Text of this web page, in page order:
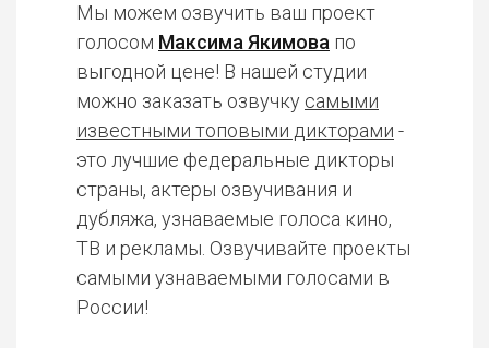
Мы можем озвучить ваш проект
голосом Максима Якимова по
выгодной цене! В нашей студии
можно заказать озвучку самыми
известными топовыми дикторами -
это лучшие федеральные дикторы
страны, актеры озвучивания и
дубляжа, узнаваемые голоса кино,
ТВ и рекламы. Озвучивайте проекты
самыми узнаваемыми голосами в
России!